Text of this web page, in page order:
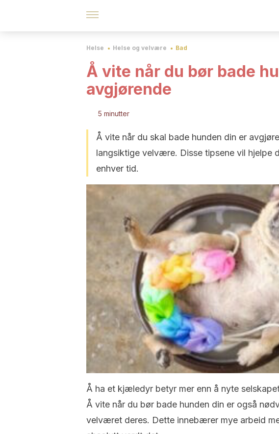
Helse Helse og velvære Bad
Å vite når du bør bade
avgjørende
5 minutter
Å vite når du skal bade hunden din er
langsiktige velvære. Disse tipsene vil hjelpe
enhver tid.
Å ha et kjæledyr betyr mer enn å nyte
Å vite når du bør bade hunden din er også
velværet deres. Dette innebærer mye arbeid